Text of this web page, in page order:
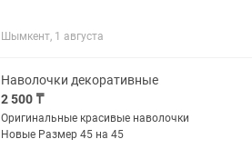
Шымкент, 1 августа
Наволочки декоративные
2 500 ₸
Оригинальные красивые наволочки
Новые Размер 45 на 45